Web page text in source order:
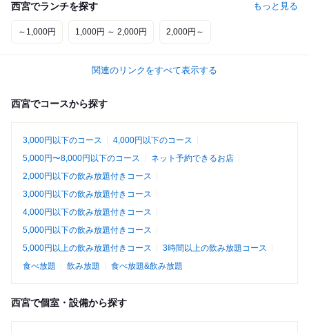
西宮でランチを探す もっと見る
～1,000円 1,000円 ～ 2,000円 2,000円～
関連のリンクをすべて表示する
西宮でコースから探す
3,000円以下のコース
4,000円以下のコース
5,000円〜8,000円以下のコース
ネット予約できるお店
2,000円以下の飲み放題付きコース
3,000円以下の飲み放題付きコース
4,000円以下の飲み放題付きコース
5,000円以下の飲み放題付きコース
5,000円以上の飲み放題付きコース
3時間以上の飲み放題コース
食べ放題
飲み放題 食べ放題&飲み放題
西宮で個室・設備から探す